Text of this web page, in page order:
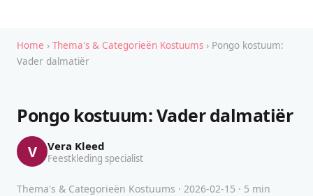
Home › Thema's & Categorieën Kostuums › Pongo kostuum:
Vader dalmatiër
Pongo kostuum: Vader dalmatiër
V Vera Kleed
Feestkleding specialist
Thema's & Categorieën Kostuums · 2026-02-15 · 5 min